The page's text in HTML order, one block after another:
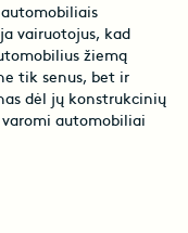
vairuotojus, kad
žiemą
tik senus, bet ir
dėl jų konstrukcinių
automobiliai